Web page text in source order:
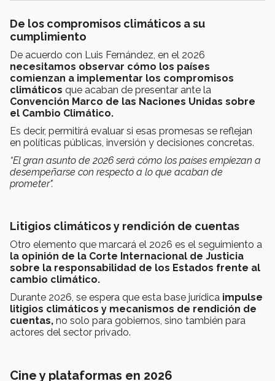
De los compromisos climáticos a su
cumplimiento
De acuerdo con Luis Fernández, en el 2026
necesitamos observar cómo los países
comienzan a implementar los compromisos
climáticos que acaban de presentar ante la
Convención Marco de las Naciones Unidas sobre
el Cambio Climático.
Es decir, permitirá evaluar si esas promesas se reflejan
en políticas públicas, inversión y decisiones concretas.
“El gran asunto de 2026 será cómo los países empiezan a
desempeñarse con respecto a lo que acaban de
prometer".
Litigios climáticos y rendición de cuentas
Otro elemento que marcará el 2026 es el seguimiento a
la opinión de la Corte Internacional de Justicia
sobre la responsabilidad de los Estados frente al
cambio climático.
Durante 2026, se espera que esta base jurídica impulse
litigios climáticos y mecanismos de rendición de
cuentas, no solo para gobiernos, sino también para
actores del sector privado.
Cine y plataformas en 2026